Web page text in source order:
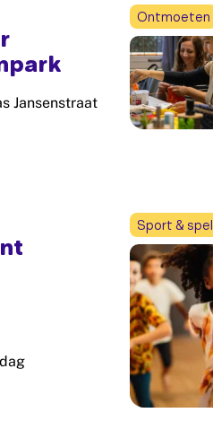
Jansenstraat
Ontmoeten
Sport & spel